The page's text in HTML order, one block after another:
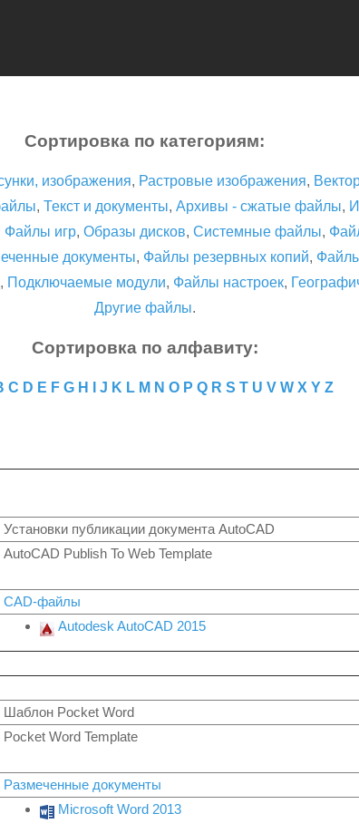
Сортировка по категориям:
изображения, Растровые изображения,
, Текст и документы, Архивы - сжатые файлы,
Файлы игр, Образы дисков, Системные файлы,
документы, Файлы резервных копий,
, Подключаемые модули, Файлы настроек,
Другие файлы.
Сортировка по алфавиту:
C D E F G H J K L M N O P Q R S T U V W X Y Z
Установки публикации документа AutoCAD
AutoCAD Publish To Web Template
CAD-файлы
Autodesk AutoCAD 2015
Шаблон Pocket Word
Pocket Word Template
Размеченные документы
Microsoft Word 2013